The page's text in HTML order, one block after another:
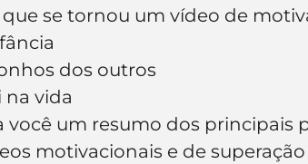
se tornou um vídeo de
dos outros
na vida
você um resumo dos principais
motivacionais e de